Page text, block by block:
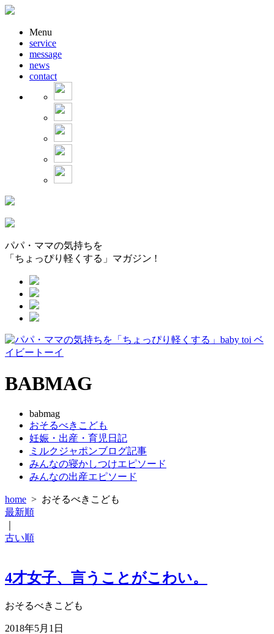
Menu
service
message
news
contact
パパ・ママの気持ちを
「ちょっぴり軽くする」マガジン !
BABMAG
babmag
おそるべきこども
妊娠・出産・育児日記
ミルクジャポンブログ記事
みんなの寝かしつけエピソード
みんなの出産エピソード
home > おそるべきこども
最新順
古い順
4才女子、言うことがこわい。
おそるべきこども
2018年5月1日